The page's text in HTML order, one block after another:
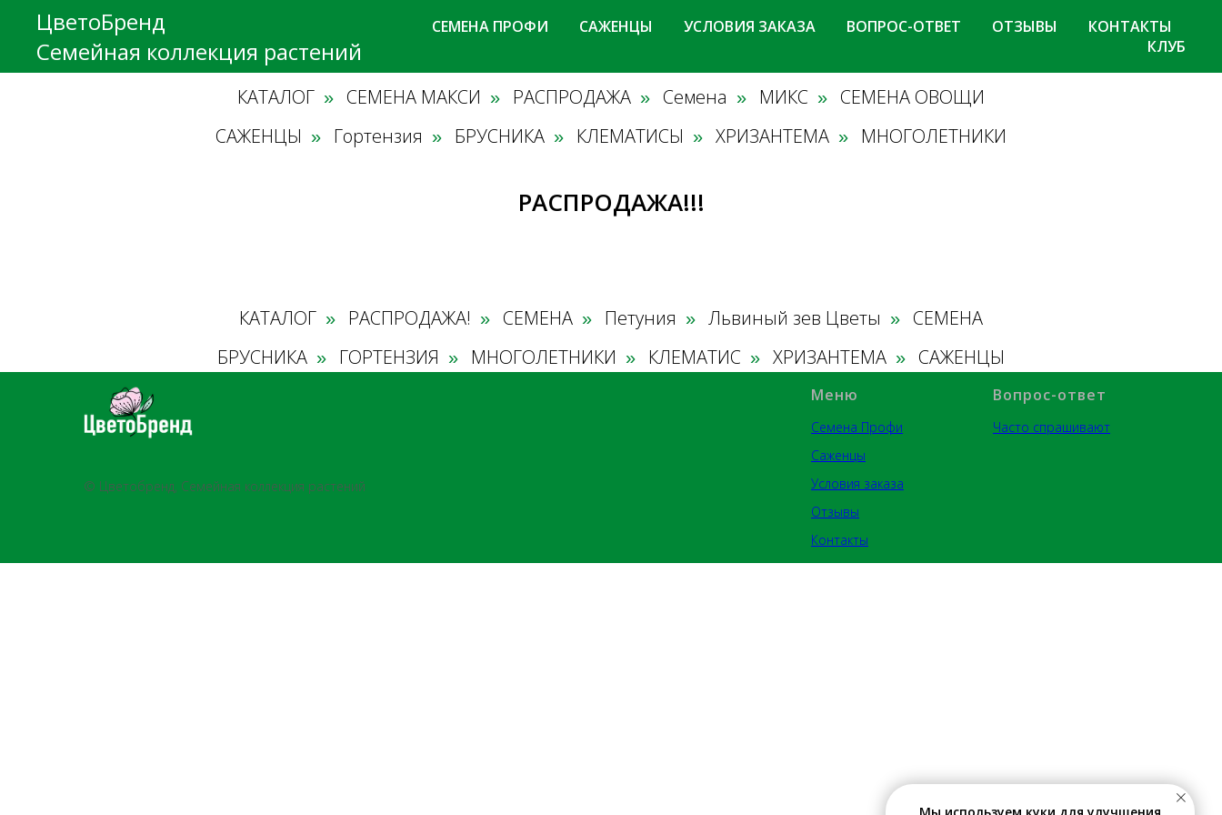
ЦветоБренд
Семейная коллекция растений
СЕМЕНА ПРОФИ САЖЕНЦЫ УСЛОВИЯ ЗАКАЗА ВОПРОС-ОТВЕТ ОТЗЫВЫ
КОНТАКТЫ
КЛУБ
КАТАЛОГ » СЕМЕНА МАКСИ » РАСПРОДАЖА » Семена » МИКС »
СЕМЕНА ОВОЩИ
САЖЕНЦЫ » Гортензия » БРУСНИКА » КЛЕМАТИСЫ » ХРИЗАНТЕМА » МНОГОЛЕТНИКИ
РАСПРОДАЖА!!!
КАТАЛОГ » РАСПРОДАЖА! » СЕМЕНА » Петуния » Львиный зев Цветы »
СЕМЕНА
БРУСНИКА » ГОРТЕНЗИЯ » МНОГОЛЕТНИКИ » КЛЕМАТИС » ХРИЗАНТЕМА » САЖЕНЦЫ
© Цветобренд, Семейная коллекция растений
Меню
Семена Профи
Саженцы
Условия заказа
Отзывы
Контакты
Вопрос-ответ
Часто спрашивают